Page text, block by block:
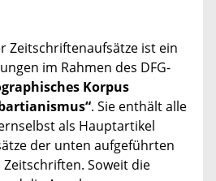
Zeitschriftenaufsätze ist ein
im Rahmen des DFG-
Korpus
. Sie enthält alle
als Hauptartikel
der unten aufgeführten
Soweit die